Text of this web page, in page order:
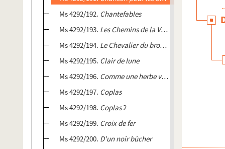
Ms 4292/192. Chantefables
Ms 4292/193. Les Chemins de la Volupté
Ms 4292/194. Le Chevalier du brouillard
Ms 4292/195. Clair de lune
Ms 4292/196. Comme une herbe vivante
Ms 4292/197. Coplas
Ms 4292/198. Coplas2
Ms 4292/199. Croix de fer
Ms 4292/200. D'un noir bûcher